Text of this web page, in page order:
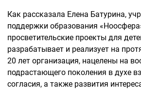
Как рассказала Елена Батурина,
поддержки образования
просветительские проекты для
разрабатывает и реализует на
20 лет организация, нацелены на
подрастающего поколения в духе
согласия, а также развития